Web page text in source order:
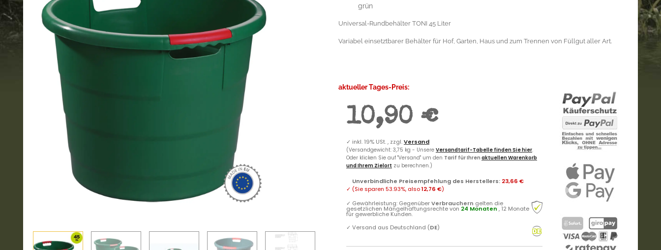
grün
Universal-Rundbehälter TONI 45 Liter
Variabel einsetztbarer Behälter für Hof, Garten, Haus und zum Trennen von Füllgut aller Art.
aktueller Tages-Preis:
10,90 €
✓ inkl. 19% USt. , zzgl.Versand
(Versandgewicht: 3,75 kg - Unsere Versandtarif-Tabelle finden Sie hier.
Oder klicken Sie auf "Versand" um den Tarif für Ihren aktuellen Warenkorb
und Ihrem Zielort zu berechnen.)
Unverbindliche Preisempfehlung des Herstellers: 23,66 €
✓ (Sie sparen 53.93%, also12,76 €)
✓ Gewährleistung: GegenüberVerbrauchern gelten die
gesetzlichen Mängelhaftungsrechte von 24 Monaten , 12 Monate
für gewerbliche Kunden.
✓ Versand aus Deutschland (DE)